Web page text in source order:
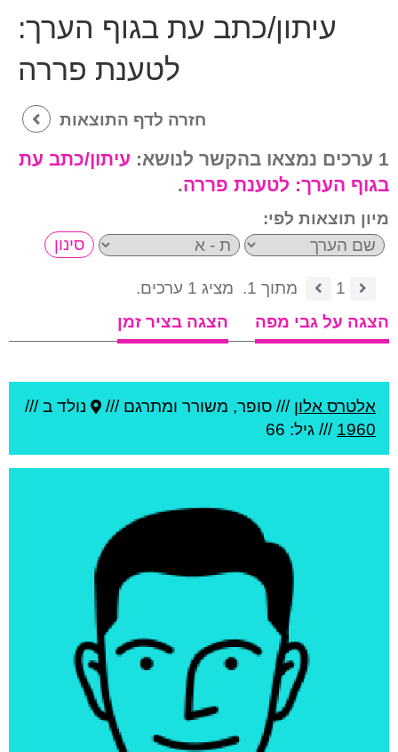
עיתון/כתב עת בגוף הערך:
לטענת פררה
חזרה לדף התוצאות
1 ערכים נמצאו בהקשר לנושא:
עיתון/כתב עת
בגוף הערך: לטענת פררה.
מיון תוצאות לפי:
1 מתוך 1.
מציג 1 ערכים.
הצגה על גבי מפה
הצגה בציר זמן
אלטרס אלון /// סופר, משורר ומתרגם ///
נולד ב ///
1960 /// גיל: 66